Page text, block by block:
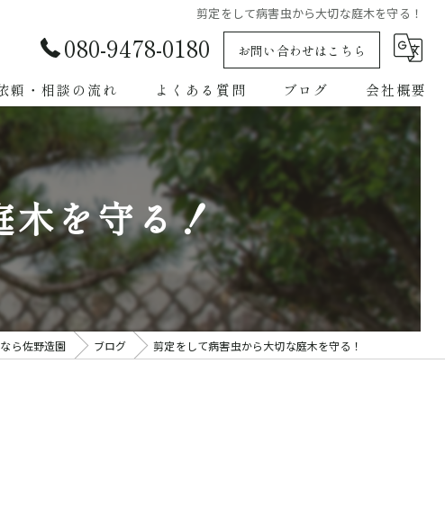
剪定をして病害虫から大切な庭木を守る！
080-9478-0180 お問い合わせはこちら
頼・相談の流れ よくある質問 ブログ 会社概要
木を守る！
ら佐野造園 ブログ 剪定をして病害虫から大切な庭木を守る！